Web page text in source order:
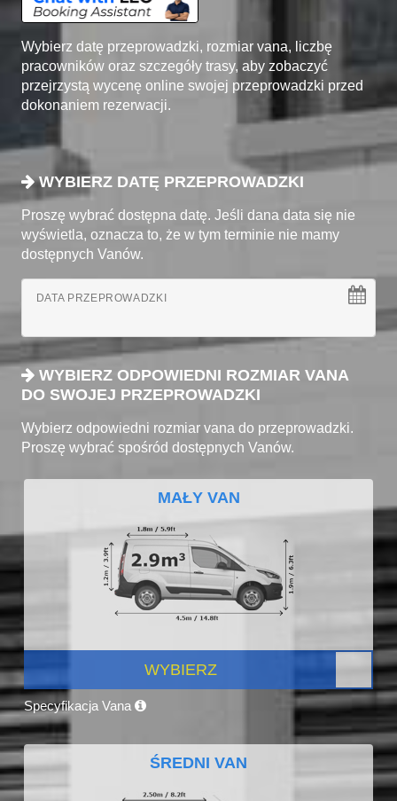
Wybierz datę przeprowadzki, rozmiar vana, liczbę
pracowników oraz szczegóły trasy, aby zobaczyć
przejrzystą wycenę online swojej przeprowadzki przed
dokonaniem rezerwacji.
WYBIERZ DATĘ PRZEPROWADZKI
Proszę wybrać dostępna datę. Jeśli dana data się nie
wyświetla, oznacza to, że w tym terminie nie mamy
dostępnych Vanów.
DATA PRZEPROWADZKI
WYBIERZ ODPOWIEDNI ROZMIAR VANA
DO SWOJEJ PRZEPROWADZKI
Wybierz odpowiedni rozmiar vana do przeprowadzki.
Proszę wybrać spośród dostępnych Vanów.
MAŁY VAN
WYBIERZ
Specyfikacja Vana
ŚREDNI VAN